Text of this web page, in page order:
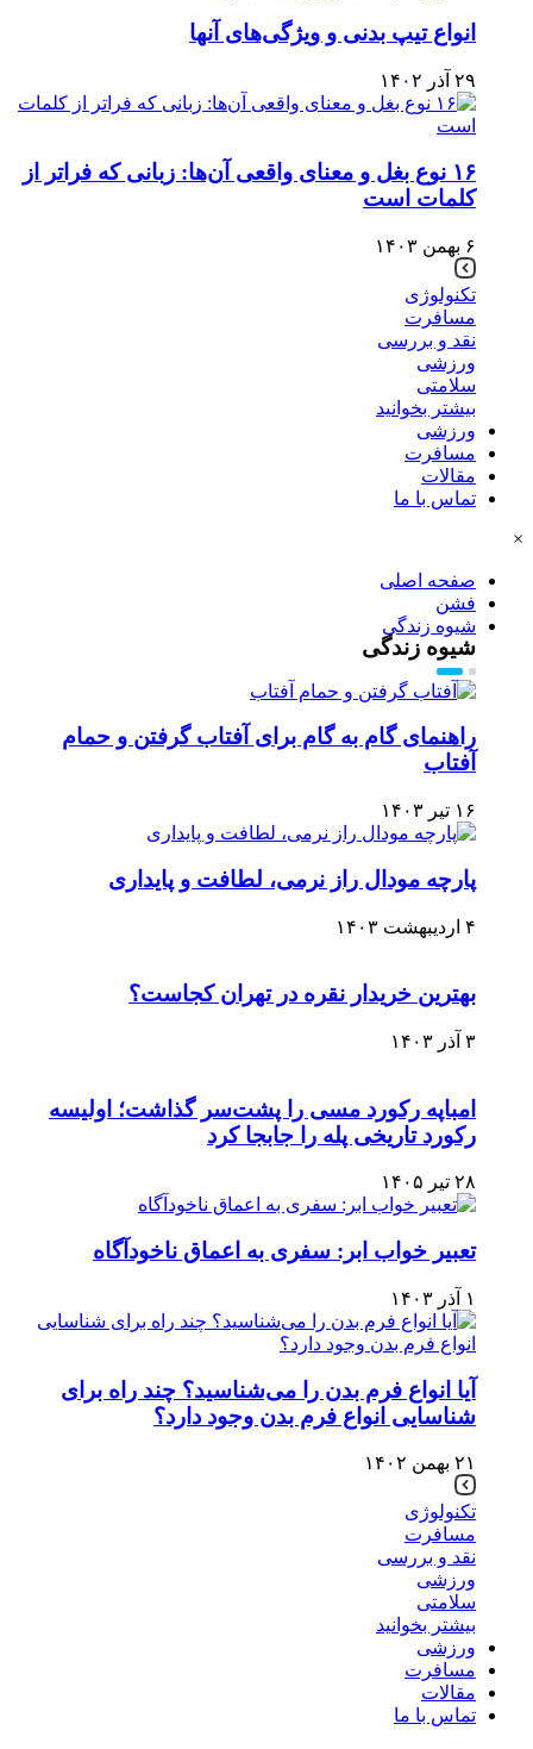
انواع تیپ بدنی و ویژگی‌های آنها
۲۹ آذر ۱۴۰۲
۱۶ نوع بغل و معنای واقعی آن‌ها: زبانی که فراتر از
کلمات است
۶ بهمن ۱۴۰۳
تکنولوژی
مسافرت
نقد و بررسی
ورزشی
سلامتی
بیشتر بخوانید
ورزشی
مسافرت
مقالات
تماس با ما
×
صفحه اصلی
فشن
شیوه زندگی
شیوه زندگی
راهنمای گام به گام برای آفتاب گرفتن و حمام
آفتاب
۱۶ تیر ۱۴۰۳
پارچه مودال راز نرمی، لطافت و پایداری
۴ اردیبهشت ۱۴۰۳
بهترین خریدار نقره در تهران کجاست؟
۳ آذر ۱۴۰۳
امباپه رکورد مسی را پشت‌سر گذاشت؛ اولیسه
رکورد تاریخی پله را جابجا کرد
۲۸ تیر ۱۴۰۵
تعبیر خواب ابر: سفری به اعماق ناخودآگاه
۱ آذر ۱۴۰۳
آیا انواع فرم بدن را می‌شناسید؟ چند راه برای
شناسایی انواع فرم بدن وجود دارد؟
۲۱ بهمن ۱۴۰۲
تکنولوژی
مسافرت
نقد و بررسی
ورزشی
سلامتی
بیشتر بخوانید
ورزشی
مسافرت
مقالات
تماس با ما